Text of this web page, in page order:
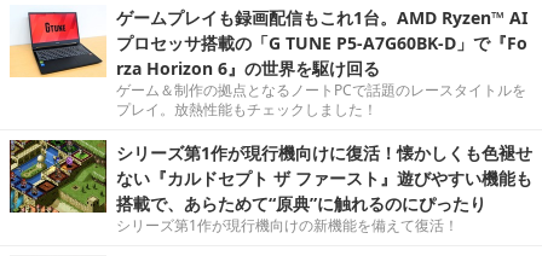
ゲームプレイも録画配信もこれ1台。AMD Ryzen™ AI
プロセッサ搭載の「G TUNE P5-A7G60BK-D」で『Fo
rza Horizon 6』の世界を駆け回る
ゲーム＆制作の拠点となるノートPCで話題のレースタイトルを
プレイ。放熱性能もチェックしました！
シリーズ第1作が現行機向けに復活！懐かしくも色褪せ
ない『カルドセプト ザ ファースト』遊びやすい機能も
搭載で、あらためて“原典”に触れるのにぴったり
シリーズ第1作が現行機向けの新機能を備えて復活！